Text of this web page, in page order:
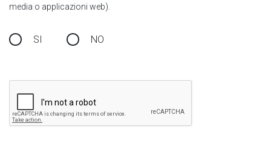
media o applicazioni web).
SI NO